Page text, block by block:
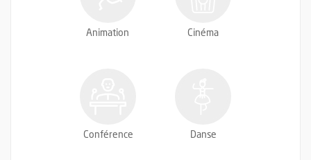
Animation Cinéma
Conférence Danse